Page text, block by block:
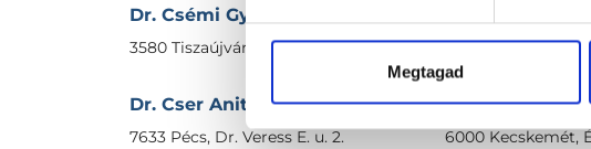
Megtagad
Dr. Csémi György
3580 Tiszaújváros, Bethlen G. u. 11-13. 7090 Tamási,
Dr. Cser Anita
7633 Pécs, Dr. Veress E. u. 2.
Dr. Cserényi
6000 Kecskemét,